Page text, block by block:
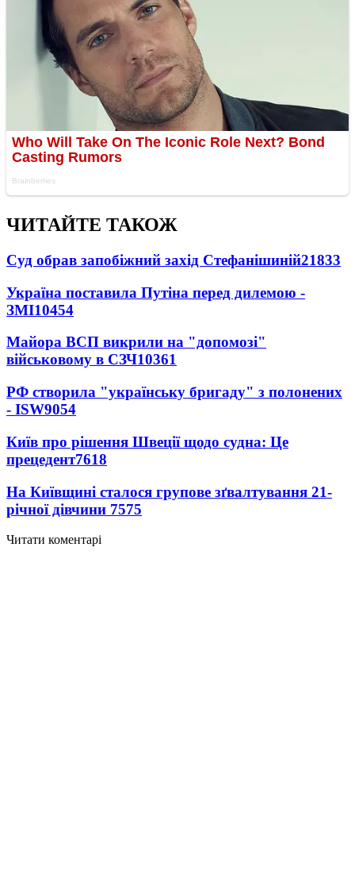
ЧИТАЙТЕ ТАКОЖ
Суд обрав запобіжний захід Стефанішиній21833
Україна поставила Путіна перед дилемою -
ЗМІ10454
Майора ВСП викрили на "допомозі"
військовому в СЗЧ10361
РФ створила "українську бригаду" з полонених
- ISW9054
Київ про рішення Швеції щодо судна: Це
прецедент7618
На Київщині сталося групове зґвалтування 21-
річної дівчини 7575
Читати коментарі